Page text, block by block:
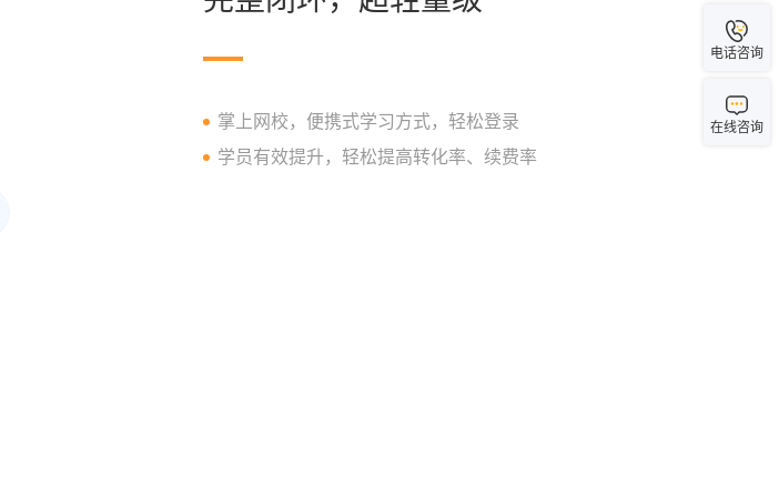
掌上网校，便携式学习方式，轻松登录
学员有效提升，轻松提高转化率、续费率
电话咨询
在线咨询